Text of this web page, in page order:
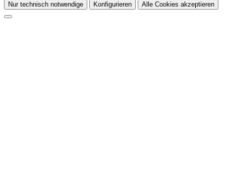
Nur technisch notwendige Konfigurieren Alle Cookies akzeptieren